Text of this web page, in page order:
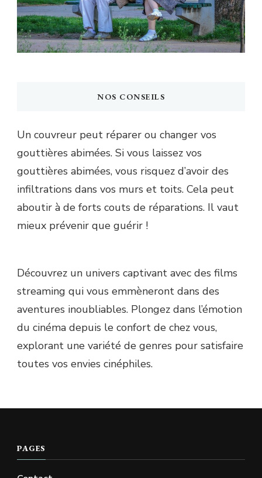
NOS CONSEILS
Un couvreur peut réparer ou changer vos
gouttières abimées. Si vous laissez vos
gouttières abimées, vous risquez d’avoir des
infiltrations dans vos murs et toits. Cela peut
aboutir à de forts couts de réparations. Il vaut
mieux prévenir que guérir !
Découvrez un univers captivant avec des films
streaming qui vous emmèneront dans des
aventures inoubliables. Plongez dans l’émotion
du cinéma depuis le confort de chez vous,
explorant une variété de genres pour satisfaire
toutes vos envies cinéphiles.
PAGES